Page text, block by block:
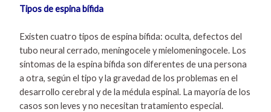
Tipos de espina bífida
Existen cuatro tipos de espina bífida: oculta, defectos del
tubo neural cerrado, meningocele y mielomeningocele. Los
síntomas de la espina bífida son diferentes de una persona
a otra, según el tipo y la gravedad de los problemas en el
desarrollo cerebral y de la médula espinal. La mayoría de los
casos son leves y no necesitan tratamiento especial.